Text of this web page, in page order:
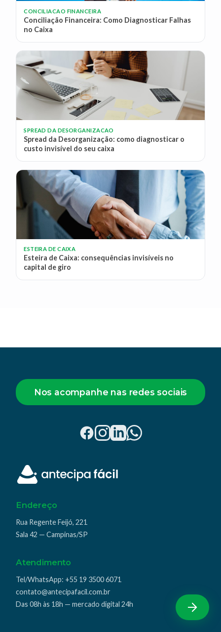
CONCILIACAO FINANCEIRA
Conciliação Financeira: Como Diagnosticar Falhas
no Caixa
SPREAD DA DESORGANIZACAO
Spread da Desorganização: como diagnosticar o
custo invisível do seu caixa
ESTEIRA DE CAIXA
Esteira de Caixa: consequências invisíveis no
capital de giro
Nos acompanhe nas redes sociais
Endereço
Rua Regente Feijó, 221
Sala 42 — Campinas/SP
Atendimento
Tel/WhatsApp: +55 19 3500 6071
contato@antecipafacil.com.br
Das 08h às 18h — mercado digital 24h